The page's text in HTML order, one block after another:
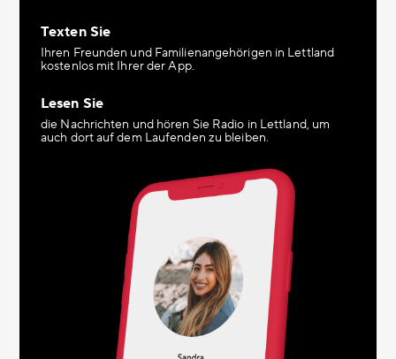
Texten Sie
Ihren Freunden und Familienangehörigen in Lettland
kostenlos mit Ihrer der App.
Lesen Sie
die Nachrichten und hören Sie Radio in Lettland, um
auch dort auf dem Laufenden zu bleiben.